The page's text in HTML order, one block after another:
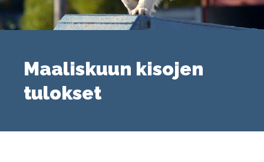
Maaliskuun kisojen
tulokset